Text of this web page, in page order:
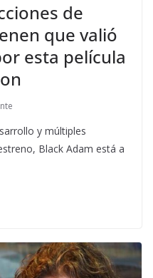
de
que valió
esta película
y múltiples
Black Adam está a